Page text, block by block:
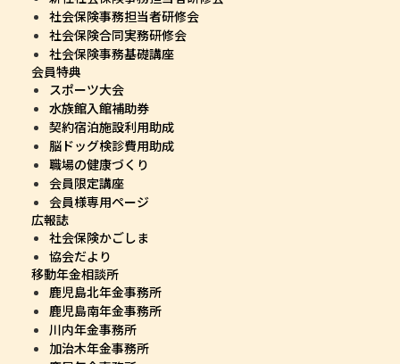
社会保険事務担当者研修会
社会保険合同実務研修会
社会保険事務基礎講座
会員特典
スポーツ大会
水族館入館補助券
契約宿泊施設利用助成
脳ドッグ検診費用助成
職場の健康づくり
会員限定講座
会員様専用ページ
広報誌
社会保険かごしま
協会だより
移動年金相談所
鹿児島北年金事務所
鹿児島南年金事務所
川内年金事務所
加治木年金事務所